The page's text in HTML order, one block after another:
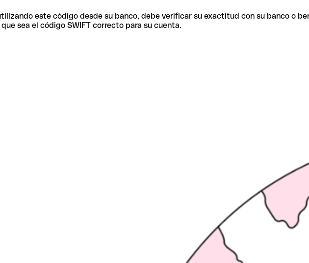
este código desde su banco, debe verificar su exactitud con su banco o
sea el código SWIFT correcto para su cuenta.